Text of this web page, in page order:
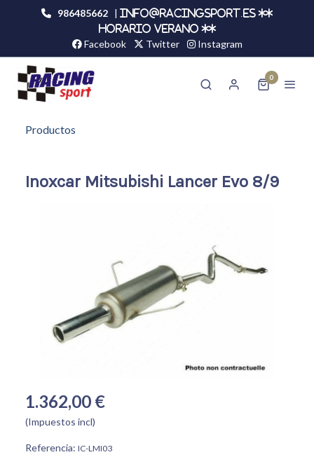
986485662 |
info@racingsport.es **
HORARIO VERANO **
Facebook Twitter Instagram
0
Productos
Inoxcar Mitsubishi Lancer Evo 8/9
1.362,00 €
(Impuestos incl)
Referencia: IC-LMI03